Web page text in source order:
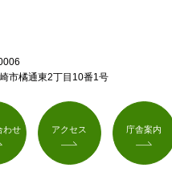
市橘通東2丁目10番1号
わせ アクセス 庁舎案内